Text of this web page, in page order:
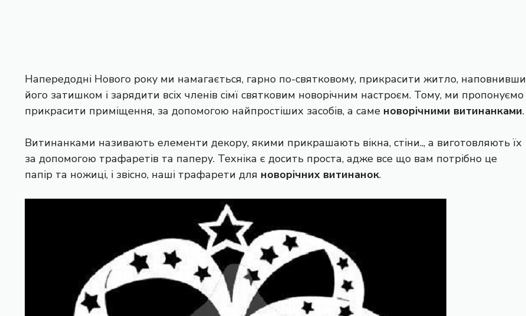
Напередодні Нового року ми намагається, гарно по-святковому, прикрасити житло, наповнивши
його затишком і зарядити всіх членів сімї святковим новорічним настроєм. Тому, ми пропонуємо
прикрасити приміщення, за допомогою найпростіших засобів, а саме новорічними витинанками.
Витинанками називають елементи декору, якими прикрашають вікна, стіни.., а виготовляють їх
за допомогою трафаретів та паперу. Техніка є досить проста, адже все що вам потрібно це
папір та ножиці, і звісно, наші трафарети для новорічних витинанок.